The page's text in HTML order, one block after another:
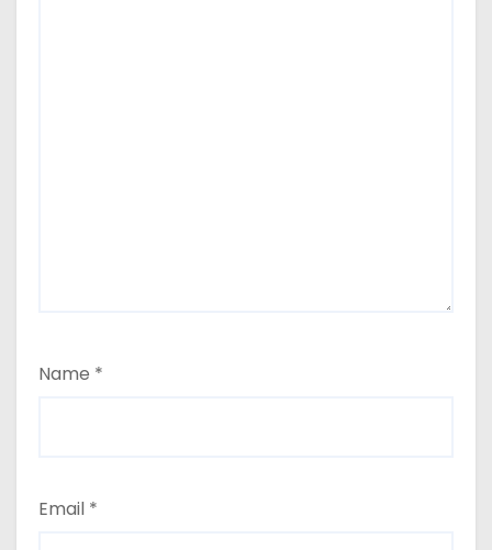
Name *
Email *